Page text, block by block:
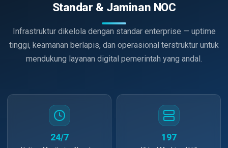
Standar & Jaminan NOC
Infrastruktur dikelola dengan standar enterprise — uptime
tinggi, keamanan berlapis, dan operasional terstruktur untuk
mendukung layanan digital pemerintah yang andal.
24/7 197